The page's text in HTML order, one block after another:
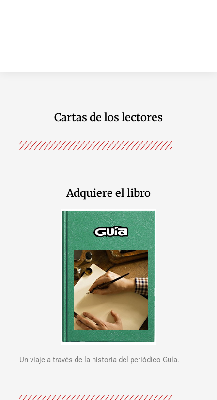
Cartas de los lectores
Adquiere el libro
Un viaje a través de la historia del periódico Guía.